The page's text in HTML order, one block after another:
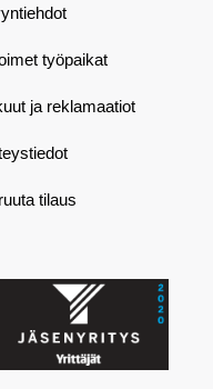
työpaikat
ja reklamaatiot
tilaus